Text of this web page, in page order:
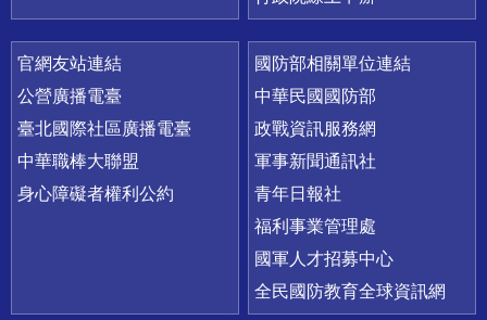
官網友站連結
公營廣播電臺
臺北國際社區廣播電臺
中華職棒大聯盟
身心障礙者權利公約
國防部相關單位連結
中華民國國防部
政戰資訊服務網
軍事新聞通訊社
青年日報社
福利事業管理處
國軍人才招募中心
全民國防教育全球資訊網